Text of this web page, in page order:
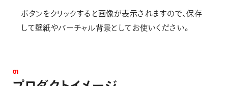
ボタンをクリックすると画像が表示されますので、保存
して壁紙やバーチャル背景としてお使いください。
01